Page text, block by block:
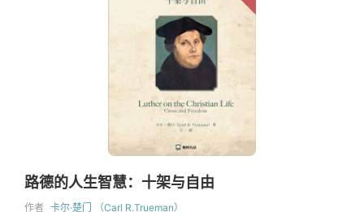
路德的人生智慧：十架与自由
作者 卡尔·楚门 （Carl R.Trueman）